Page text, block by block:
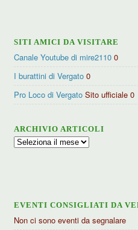
SITI AMICI DA VISITARE
Canale Youtube di mire2110 0
I burattini di Vergato 0
Pro Loco di Vergato Sito ufficiale 0
ARCHIVIO ARTICOLI
Archivio
EVENTI CONSIGLIATI DA
Non ci sono eventi da segnalare